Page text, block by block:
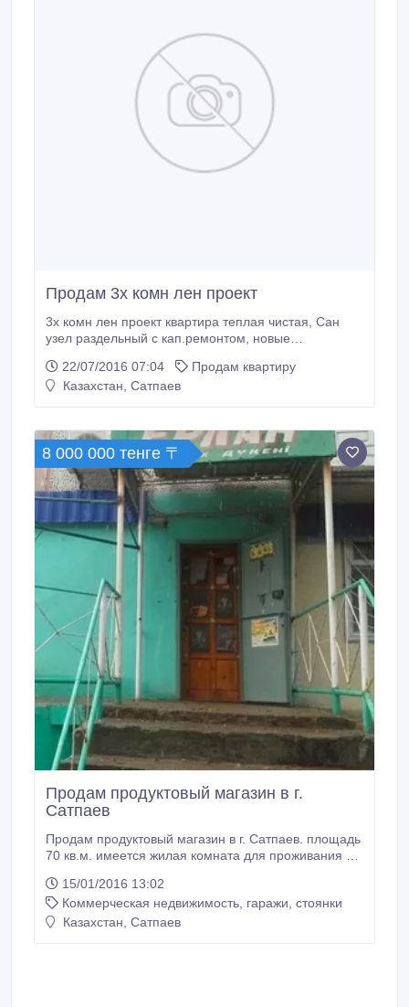
Продам 3х комн лен проект
3х комн лен проект квартира теплая чистая, Сан
узел раздельный с кап.ремонтом, новые
9000000 тг 87773208559.
22/07/2016 07:04
Продам квартиру
Казахстан, Сатпаев
8 000 000 тенге 〒
Продам продуктовый магазин в г.
Сатпаев
Продам продуктовый магазин в г. Сатпаев. площадь
70 кв.м. имеется жилая комната для проживания и
аппарат столы и стулья. Срочно! 23.000 $ или 8 000
000 тг ( торг).
15/01/2016 13:02
Коммерческая недвижимость, гаражи, стоянки
Казахстан, Сатпаев